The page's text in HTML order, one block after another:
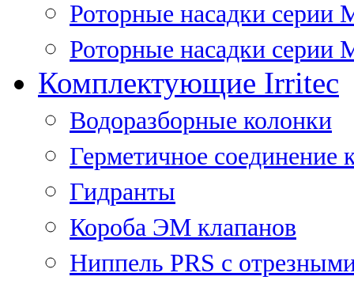
Роторные насадки серии
Роторные насадки серии
Комплектующие Irritec
Водоразборные колонки
Герметичное соединение
Гидранты
Короба ЭМ клапанов
Ниппель PRS с